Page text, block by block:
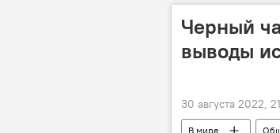
Черный
выводы
30 августа 2022,
В мире